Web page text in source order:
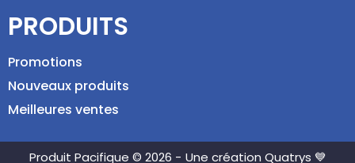
PRODUITS
Promotions
Nouveaux produits
Meilleures ventes
Produit Pacifique © 2026 - Une création Quatrys 💙